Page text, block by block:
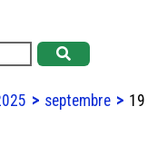
septembre
19